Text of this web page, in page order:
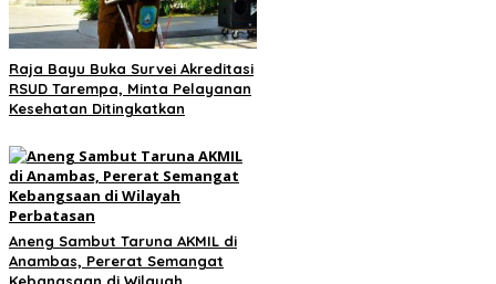
Raja Bayu Buka Survei Akreditasi
RSUD Tarempa, Minta Pelayanan
Kesehatan Ditingkatkan
Aneng Sambut Taruna AKMIL di
Anambas, Pererat Semangat